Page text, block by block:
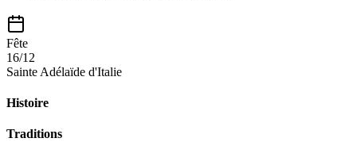
Fête
16/12
Sainte Adélaïde d'Italie
Histoire
Traditions